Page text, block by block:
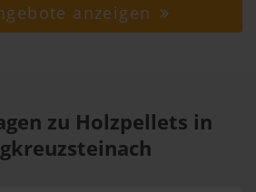
anzeigen
zu Holzpellets in